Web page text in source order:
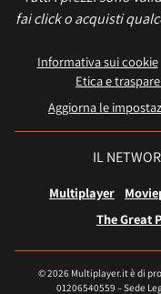
fai click o acquisti
Informativa sui cookie
Etica e
Aggiorna le
IL
Multiplayer
The Great
© 2026 Multiplayer.it è di
01206540559 – Sede